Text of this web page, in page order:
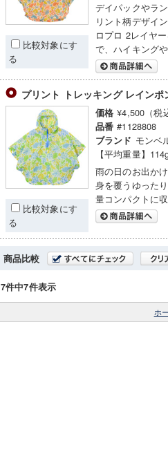
比較対象にす
る
デイパックやラ
リント柄デザイ
ロプロ 2レイヤ
で、ハイキング
プリント トレッキング レイン
比較対象にす
る
価格 ¥4,500（税
品番 #1128808
ブランド モンベ
【平均重量】
雨の日のお出か
身を覆うゆった
量コンパクトに
商品比較
7件中7件表示
ホ